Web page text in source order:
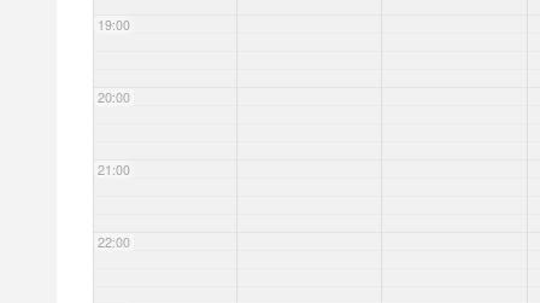
19:00
20:00
21:00
22:00